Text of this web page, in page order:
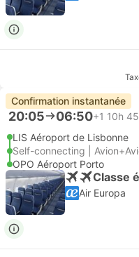
Confirmation instantanée
20:05 06:50+1 10h
LIS Aéroport de Lisbonne
Self-connecting |
OPO Aéroport Porto
Classe
Air Europa